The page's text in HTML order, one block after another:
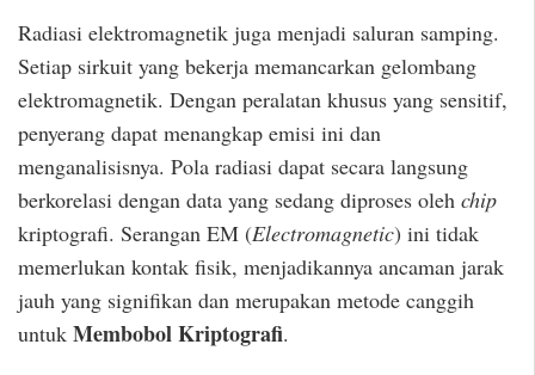
Radiasi elektromagnetik juga menjadi saluran samping.
Setiap sirkuit yang bekerja memancarkan gelombang
elektromagnetik. Dengan peralatan khusus yang sensitif,
penyerang dapat menangkap emisi ini dan
menganalisisnya. Pola radiasi dapat secara langsung
berkorelasi dengan data yang sedang diproses oleh chip
kriptografi. Serangan EM (Electromagnetic) ini tidak
memerlukan kontak fisik, menjadikannya ancaman jarak
jauh yang signifikan dan merupakan metode canggih
untuk Membobol Kriptografi.